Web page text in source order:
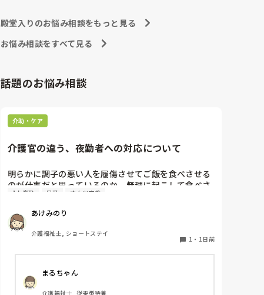
殿堂入りのお悩み相談をもっと見る
お悩み相談をすべて見る
話題のお悩み相談
介助・ケア
介護官の違う、夜勤者への対応について
明らかに調子の悪い人を履傷させてご飯を食べさせる
のが仕事だと思っているのか、無理に起こして食べさ
せようとするスタッフがいます。私が出勤して急変に
分の時は問題なかったか（夜勤者）とか平気でドヤ顔
でいます。
夜勤は1人夜勤です。その時はベトナム人と早番の2人
体制でしたけども、どちらも急変対応に特化しておら
んではないかなと危惧してます。夜間はただオムツ交
換変えればいい。トイレに連れて行けばいい？寝るか
1人夜勤 早番 オムツ交換
あけみのり
介護福祉士, ショートステイ
1 ・ 1日前
まるちゃん
介護福祉士, 従来型特養